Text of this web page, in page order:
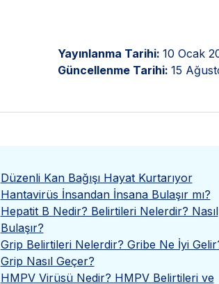
Yayınlanma Tarihi: 10 Ocak
Güncellenme Tarihi: 15
Düzenli Kan Bağışı Hayat Kurtarıyor
Hantavirüs İnsandan İnsana Bulaşır mı?
Hepatit B Nedir? Belirtileri Nelerdir? Nasıl
Bulaşır?
Grip Belirtileri Nelerdir? Gribe Ne İyi
Grip Nasıl Geçer?
HMPV Virüsü Nedir? HMPV Belirtileri ve